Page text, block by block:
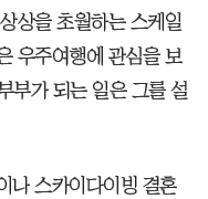
상을 초월하는 스케일
우주여행에 관심을 보
부가 되는 일은 그를 설
나 스카이다이빙 결혼